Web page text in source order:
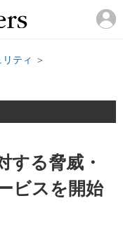
ティ
＞
する脅威・
ビスを開始